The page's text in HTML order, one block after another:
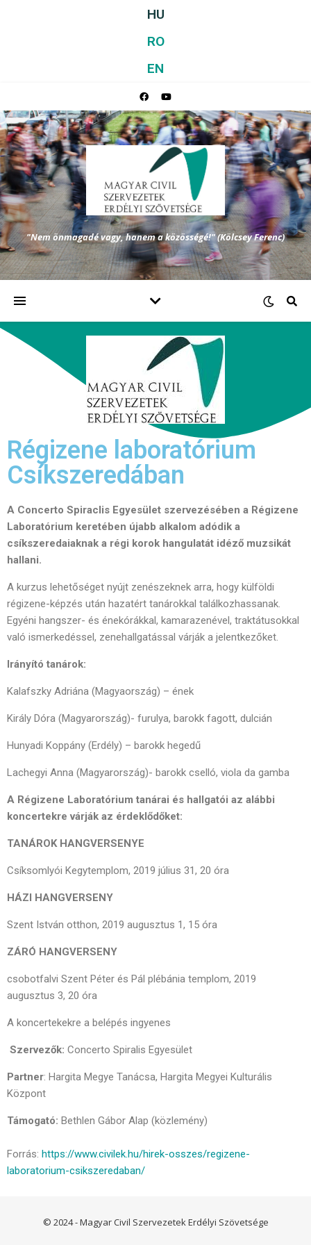
HU
RO
EN
"Nem önmagadé vagy, hanem a közösségé!" (Kölcsey Ferenc)
Régizene laboratórium
Csíkszeredában
A Concerto Spiraclis Egyesület szervezésében a Régizene
Laboratórium keretében újabb alkalom adódik a
csíkszeredaiaknak a régi korok hangulatát idéző muzsikát
hallani.
A kurzus lehetőséget nyújt zenészeknek arra, hogy külföldi
régizene-képzés után hazatért tanárokkal találkozhassanak.
Egyéni hangszer- és énekórákkal, kamarazenével, traktátusokkal
való ismerkedéssel, zenehallgatással várják a jelentkezőket.
Irányító tanárok:
Kalafszky Adriána (Magyaország) – ének
Király Dóra (Magyarország)- furulya, barokk fagott, dulcián
Hunyadi Koppány (Erdély) – barokk hegedű
Lachegyi Anna (Magyarország)- barokk cselló, viola da gamba
A Régizene Laboratórium tanárai és hallgatói az alábbi
koncertekre várják az érdeklődőket:
TANÁROK HANGVERSENYE
Csíksomlyói Kegytemplom, 2019 július 31, 20 óra
HÁZI HANGVERSENY
Szent István otthon, 2019 augusztus 1, 15 óra
ZÁRÓ HANGVERSENY
csobotfalvi Szent Péter és Pál plébánia templom, 2019
augusztus 3, 20 óra
A koncertekekre a belépés ingyenes
Szervezők: Concerto Spiralis Egyesület
Partner: Hargita Megye Tanácsa, Hargita Megyei Kulturális
Központ
Támogató: Bethlen Gábor Alap (közlemény)
Forrás: https://www.civilek.hu/hirek-osszes/regizene-
laboratorium-csikszeredaban/
© 2024 - Magyar Civil Szervezetek Erdélyi Szövetsége